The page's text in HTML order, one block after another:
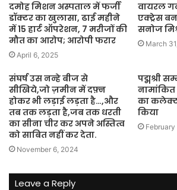
दमोह मिशन अस्पताल में फर्जी
डॉक्टर का खुलासा, ढाई महीने
में 15 हार्ट ऑपरेशन, 7 मरीजों की
मौत का आरोप; आरोपी फरार
April 6, 2025
वायरल
एक्ट्रेस
सनोज
March
संघर्ष उस नन्हे बीज से
सीखिये,जो ज़मीन में दफ़्न
होकर भी लड़ाई लड़ता है…,और
तब तक लड़ता है,जब तक धरती
का सीना चीर कर अपने अस्तित्व
को साबित नहीं कर देता.
November 6, 2024
पद्मश्री
नामांकित
का
किया
Leave a Reply